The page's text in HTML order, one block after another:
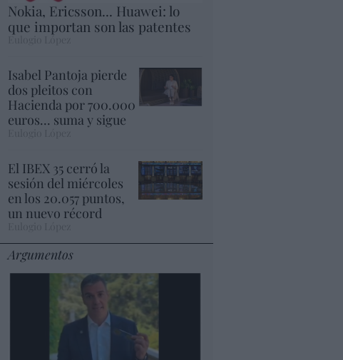
Nokia, Ericsson... Huawei: lo
que importan son las patentes
Eulogio López
Isabel Pantoja pierde
dos pleitos con
Hacienda por 700.000
euros... suma y sigue
El IBEX 35 cerró la
sesión del miércoles
en los 20.057 puntos,
un nuevo récord
Argumentos